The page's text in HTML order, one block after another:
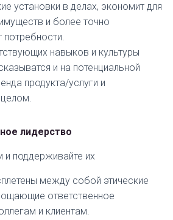
установки в делах, экономит для
и более точно
потребности.
навыков и культуры
и на потенциальной
продукта/услуги и
лидерство
и поддерживайте их
между собой этические
ответственное
и клиентам.